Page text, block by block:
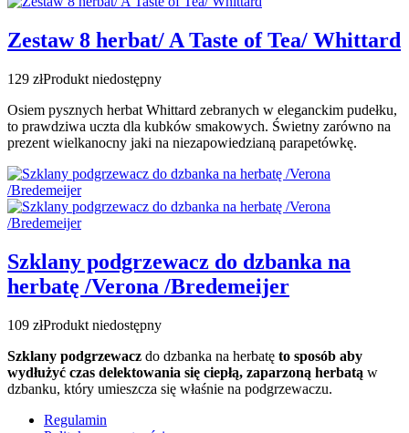
Zestaw 8 herbat/ A Taste of Tea/ Whittard
129 złProdukt niedostępny
Osiem pysznych herbat Whittard zebranych w eleganckim pudełku,
to prawdziwa uczta dla kubków smakowych. Świetny zarówno na
prezent wielkanocny jaki na niezapowiedzianą parapetówkę.
Szklany podgrzewacz do dzbanka na
herbatę /Verona /Bredemeijer
109 złProdukt niedostępny
Szklany podgrzewacz do dzbanka na herbatę to sposób aby
wydłużyć czas delektowania się ciepłą, zaparzoną herbatą w
dzbanku, który umieszcza się właśnie na podgrzewaczu.
Regulamin